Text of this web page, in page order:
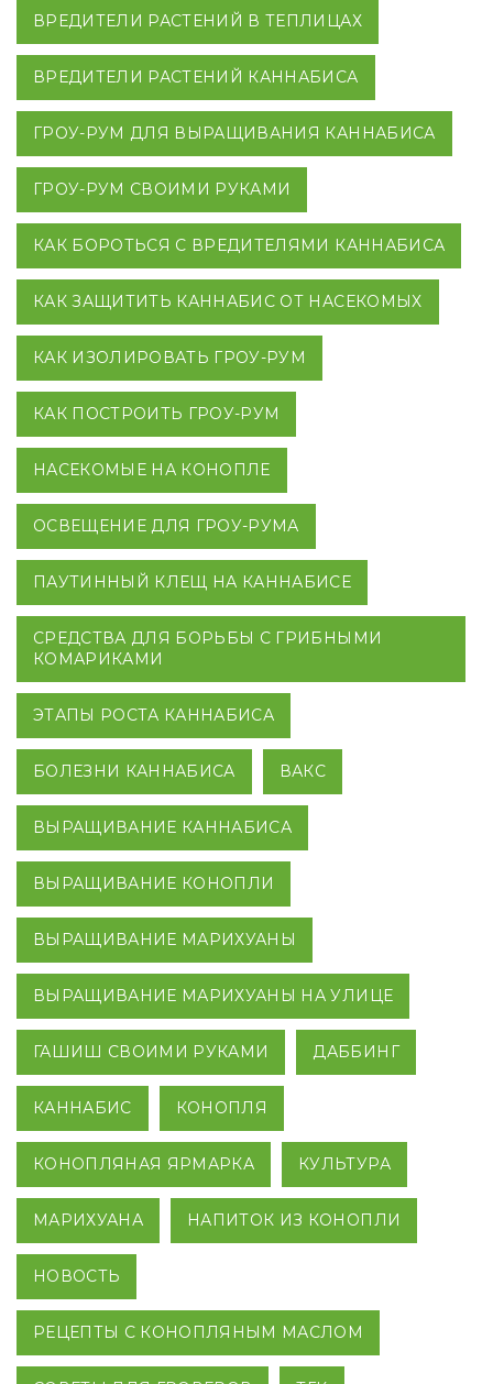
ВРЕДИТЕЛИ РАСТЕНИЙ В ТЕПЛИЦАХ
ВРЕДИТЕЛИ РАСТЕНИЙ КАННАБИСА
ГРОУ-РУМ ДЛЯ ВЫРАЩИВАНИЯ КАННАБИСА
ГРОУ-РУМ СВОИМИ РУКАМИ
КАК БОРОТЬСЯ С ВРЕДИТЕЛЯМИ КАННАБИСА
КАК ЗАЩИТИТЬ КАННАБИС ОТ НАСЕКОМЫХ
КАК ИЗОЛИРОВАТЬ ГРОУ-РУМ
КАК ПОСТРОИТЬ ГРОУ-РУМ
НАСЕКОМЫЕ НА КОНОПЛЕ
ОСВЕЩЕНИЕ ДЛЯ ГРОУ-РУМА
ПАУТИННЫЙ КЛЕЩ НА КАННАБИСЕ
СРЕДСТВА ДЛЯ БОРЬБЫ С ГРИБНЫМИ
КОМАРИКАМИ
ЭТАПЫ РОСТА КАННАБИСА
БОЛЕЗНИ КАННАБИСА ВАКС
ВЫРАЩИВАНИЕ КАННАБИСА
ВЫРАЩИВАНИЕ КОНОПЛИ
ВЫРАЩИВАНИЕ МАРИХУАНЫ
ВЫРАЩИВАНИЕ МАРИХУАНЫ НА УЛИЦЕ
ГАШИШ СВОИМИ РУКАМИ ДАББИНГ
КАННАБИС КОНОПЛЯ
КОНОПЛЯНАЯ ЯРМАРКА КУЛЬТУРА
МАРИХУАНА НАПИТОК ИЗ КОНОПЛИ
НОВОСТЬ
РЕЦЕПТЫ С КОНОПЛЯНЫМ МАСЛОМ